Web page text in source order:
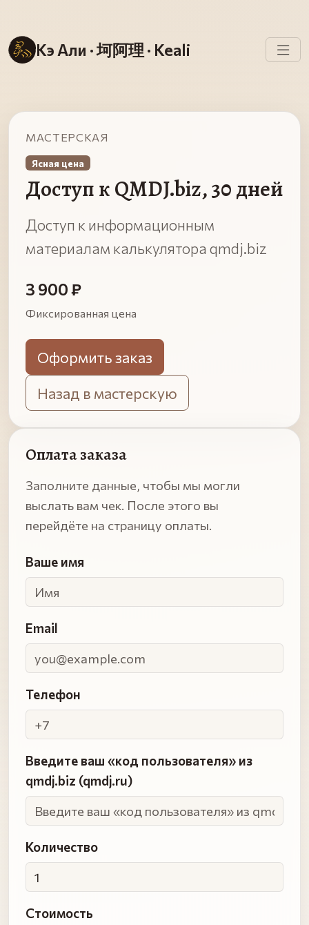
Кэ Али · 坷阿理 · Keali
МАСТЕРСКАЯ
Ясная цена
Доступ к QMDJ.biz, 30 дней
Доступ к информационным
материалам калькулятора qmdj.biz
3 900 ₽
Фиксированная цена
Оформить заказ
Назад в мастерскую
Оплата заказа
Заполните данные, чтобы мы могли
выслать вам чек. После этого вы
перейдёте на страницу оплаты.
Ваше имя
Email
Телефон
Введите ваш «код пользователя» из
qmdj.biz (qmdj.ru)
Количество
Стоимость